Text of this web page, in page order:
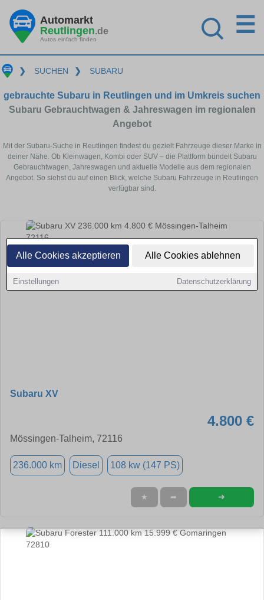
Alle Cookies akzeptieren Alle Cookies ablehnen
Einstellungen Datenschutzerklärung
Automarkt
Reutlingen.de
Autos einfach finden
☰
❯ SUCHEN ❯ SUBARU
gebrauchte Subaru in Reutlingen und im Umkreis suchen
Subaru Gebrauchtwagen & Jahreswagen im regionalen
Angebot
Mit der Subaru-Suche in Reutlingen findest du gezielt Fahrzeuge dieser Marke in
deiner Nähe. Ob Kleinwagen, Kombi oder SUV – die Plattform bündelt Subaru
Gebrauchtwagen, Jahreswagen und aktuelle Modelle aus dem regionalen
Angebot. So siehst du auf einen Blick, welche Subaru Fahrzeuge in Reutlingen
verfügbar sind.
Subaru XV
4.800 €
Mössingen-Talheim, 72116
236.000 km Diesel 108 kw (147 PS)
★ ➦ ➜